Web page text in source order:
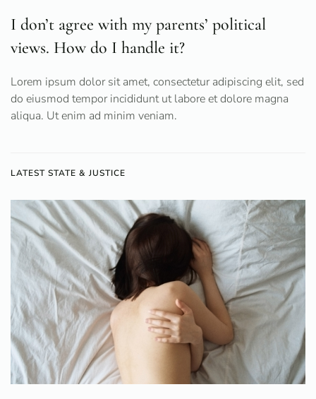
I don’t agree with my parents’ political
views. How do I handle it?
Lorem ipsum dolor sit amet, consectetur adipiscing elit, sed
do eiusmod tempor incididunt ut labore et dolore magna
aliqua. Ut enim ad minim veniam.
LATEST STATE & JUSTICE